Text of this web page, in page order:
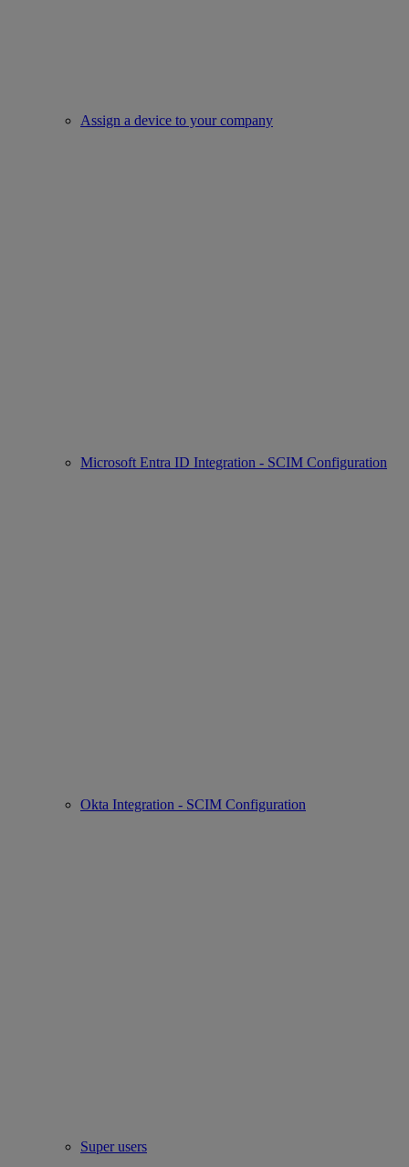
Assign a device to your company
Microsoft Entra ID Integration - SCIM Configuration
Okta Integration - SCIM Configuration
Super users